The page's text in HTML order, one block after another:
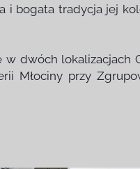
i bogata tradycja jej
dwóch lokalizacjach
Młociny przy